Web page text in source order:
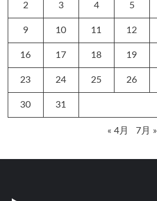
2 3 4 5
9 10 11 12
16 17 18 19
23 24 25 26
30 31
« 4月 7月 »